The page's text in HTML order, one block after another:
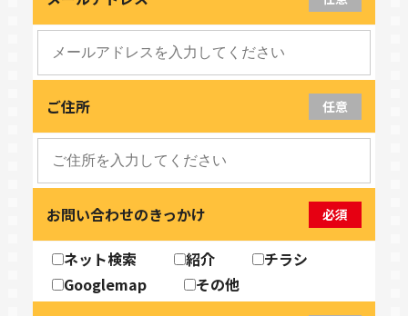
ご住所 任意
お問い合わせのきっかけ 必須
ネット検索 紹介
チラシ
Googlemap
その他